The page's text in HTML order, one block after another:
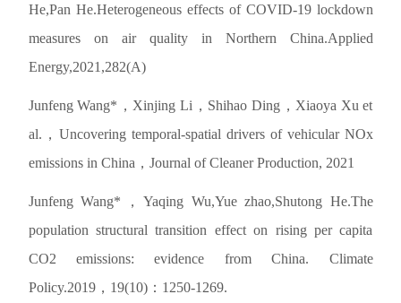
He,Pan He.Heterogeneous effects of COVID-19 lockdown
measures on air quality in Northern China.Applied
Energy,2021,282(A)
Junfeng Wang*，Xinjing Li，Shihao Ding，Xiaoya Xu et
al.，Uncovering temporal-spatial drivers of vehicular NOx
emissions in China，Journal of Cleaner Production, 2021
Junfeng Wang*，Yaqing Wu,Yue zhao,Shutong He.The
population structural transition effect on rising per capita
CO2 emissions: evidence from China. Climate
Policy.2019，19(10)：1250-1269.